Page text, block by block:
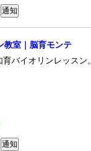
教室｜脳育モンテ
バイオリンレッス